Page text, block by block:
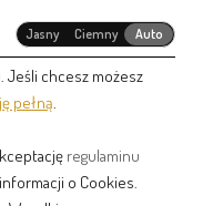
Jasny Ciemny Auto
Jeśli chcesz możesz
pełną
regulaminu
o Cookies.